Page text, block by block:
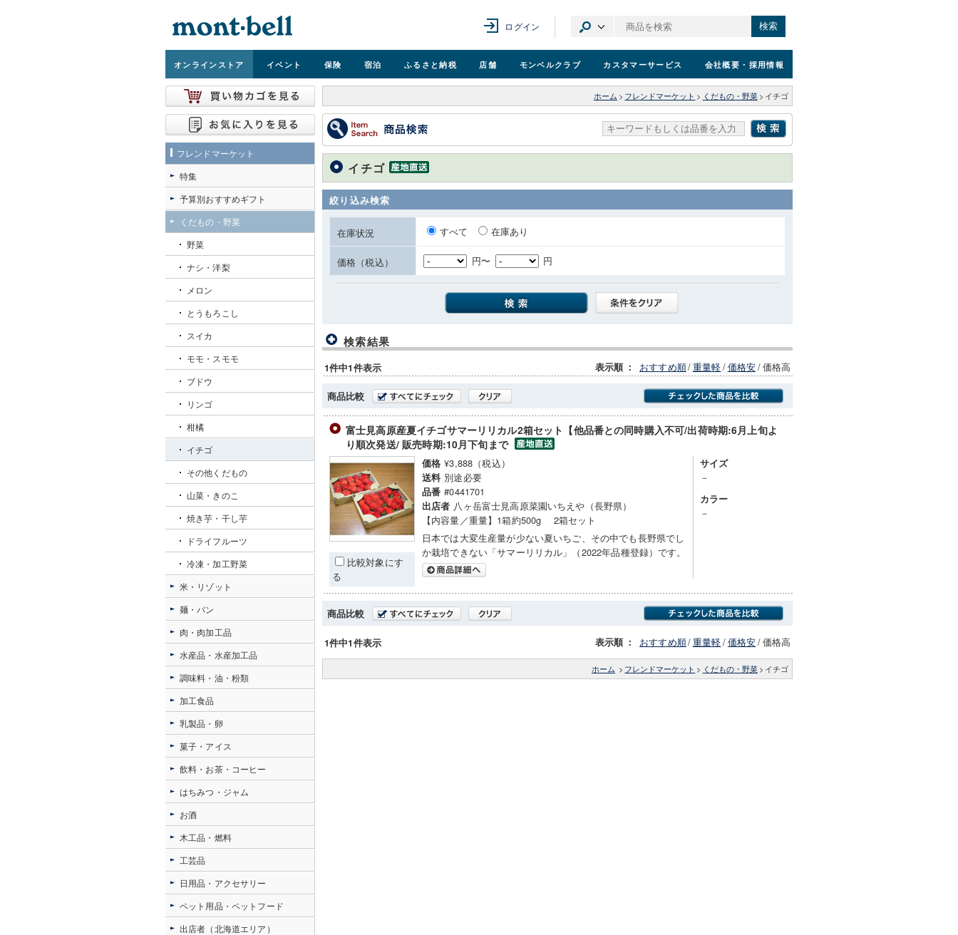
ログイン 検索
オンラインストア イベント 保険 宿泊 ふるさと納税 店舗 モンベルクラブ カスタマーサービス 会社概要 ・採用情報
ホーム > フレンドマーケット > くだもの・野菜 > イチゴ
イチゴ
絞り込み検索
在庫状況 すべて 在庫あり
価格（税込） 円〜 円
検索結果
1件中1件表示 表示順 ： おすすめ順/重量軽/価格安/価格高
商品比較
商品にのみフォーカスする
富士見高原産夏イチゴサマーリリカル2箱セット【他品番との同時購入不可/出荷時期:6月上旬よ
り順次発送/ 販売時期:10月下旬まで
比較対象にす
る
価格 ¥3,888（税込）
送料 別途必要
品番 #0441701
出店者 八ヶ岳富士見高原菜園いちえや（長野県）
【内容量／重量】1箱約500g 2箱セット
日本では大変生産量が少ない夏いちご、その中でも長野県でし
か栽培できない「サマーリリカル」（2022年品種登録）です。
サイズ
－
カラー
－
商品比較
1件中1件表示 表示順 ： おすすめ順/重量軽/価格安/価格高
ホーム > フレンドマーケット > くだもの・野菜 > イチゴ
フレンドマーケット
特集
予算別おすすめギフト
くだもの・野菜
野菜
ナシ・洋梨
メロン
とうもろこし
スイカ
モモ・スモモ
ブドウ
リンゴ
柑橘
イチゴ
その他くだもの
山菜・きのこ
焼き芋・干し芋
ドライフルーツ
冷凍・加工野菜
米・リゾット
麺・パン
肉・肉加工品
水産品・水産加工品
調味料・油・粉類
加工食品
乳製品・卵
菓子・アイス
飲料・お茶・コーヒー
はちみつ・ジャム
お酒
木工品・燃料
工芸品
日用品・アクセサリー
ペット用品・ペットフード
出店者（北海道エリア）